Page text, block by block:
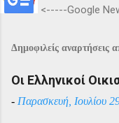
<-----Google
Δημοφιλείς αναρτήσεις
Οι Ελληνικοί
- Παρασκευή, Ιουλίου